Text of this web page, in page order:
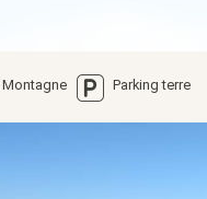
Montagne Parking terre